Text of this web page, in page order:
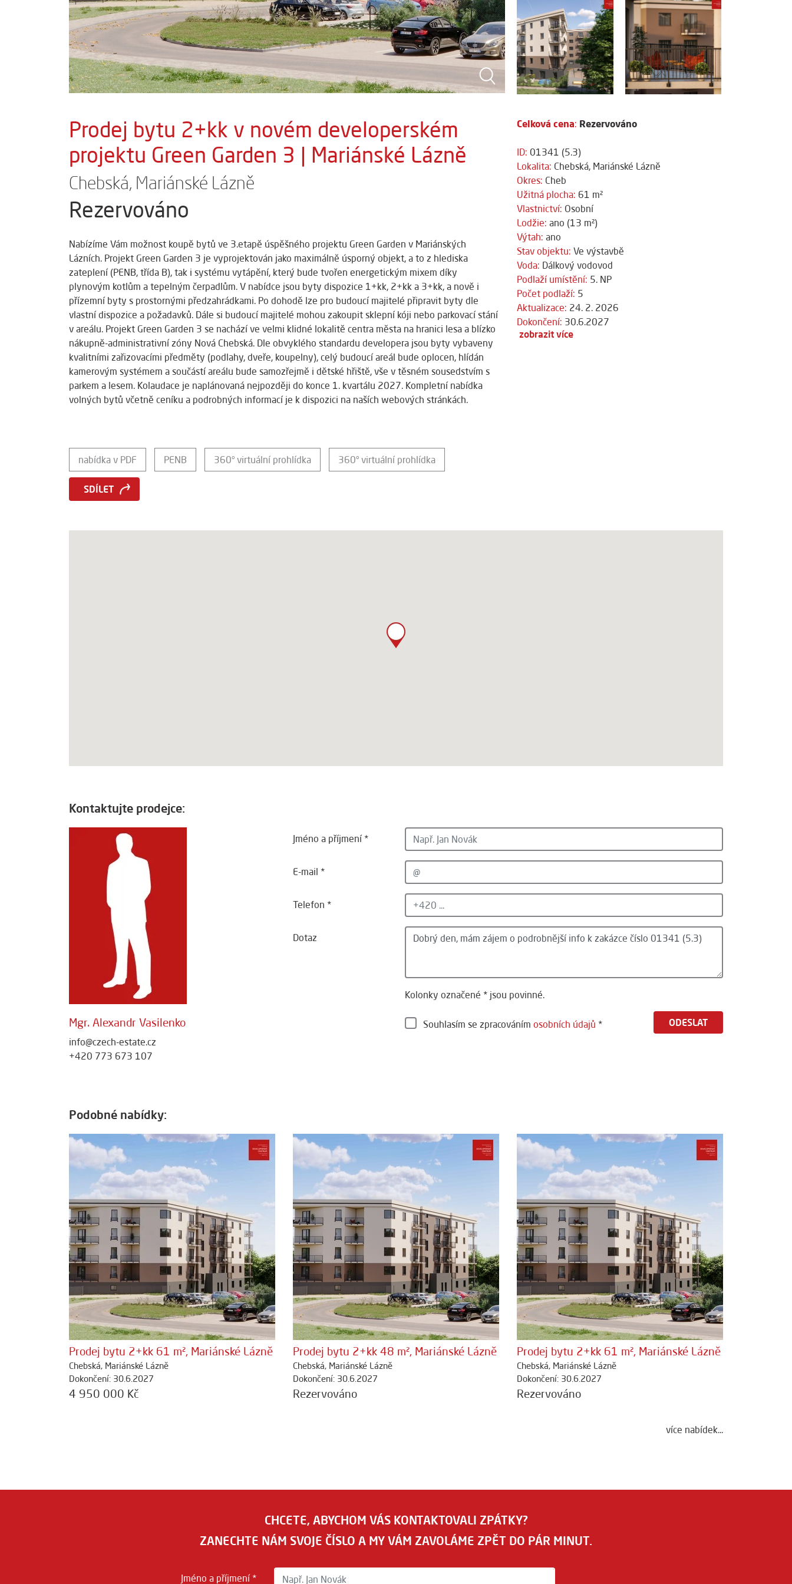
Prodej bytu 2+kk v novém developerském
projektu Green Garden 3 | Mariánské Lázně
Chebská, Mariánské Lázně
Rezervováno
Nabízíme Vám možnost koupě bytů ve 3.etapě úspěšného projektu Green Garden v Mariánských
Lázních. Projekt Green Garden 3 je vyprojektován jako maximálně úsporný objekt, a to z hlediska
zateplení (PENB, třída B), tak i systému vytápění, který bude tvořen energetickým mixem díky
plynovým kotlům a tepelným čerpadlům. V nabídce jsou byty dispozice 1+kk, 2+kk a 3+kk, a nově i
přízemní byty s prostornými předzahrádkami. Po dohodě lze pro budoucí majitelé připravit byty dle
vlastní dispozice a požadavků. Dále si budoucí majitelé mohou zakoupit sklepní kóji nebo parkovací stání
v areálu. Projekt Green Garden 3 se nachází ve velmi klidné lokalitě centra města na hranici lesa a blízko
nákupně-administrativní zóny Nová Chebská. Dle obvyklého standardu developera jsou byty vybaveny
kvalitními zařizovacími předměty (podlahy, dveře, koupelny), celý budoucí areál bude oplocen, hlídán
kamerovým systémem a součástí areálu bude samozřejmě i dětské hřiště, vše v těsném sousedstvím s
parkem a lesem. Kolaudace je naplánovaná nejpozději do konce 1. kvartálu 2027. Kompletní nabídka
volných bytů včetně ceníku a podrobných informací je k dispozici na naších webových stránkách.
nabídka v PDF PENB 360° virtuální prohlídka 360° virtuální prohlídka
SDÍLET
Celková cena: Rezervováno
ID: 01341 (5.3)
Lokalita: Chebská, Mariánské Lázně
Okres: Cheb
Užitná plocha: 61 m²
Vlastnictví: Osobní
Lodžie: ano (13 m²)
Výtah: ano
Stav objektu: Ve výstavbě
Voda: Dálkový vodovod
Podlaží umístění: 5. NP
Počet podlaží: 5
Aktualizace: 24. 2. 2026
Dokončení: 30.6.2027
zobrazit více
Kontaktujte prodejce:
Mgr. Alexandr Vasilenko
info@czech-estate.cz
+420 773 673 107
Jméno a příjmení *
E-mail *
Telefon *
Dotaz
Kolonky označené * jsou povinné.
Souhlasím se zpracovánímosobních údajů * ODESLAT
Podobné nabídky:
Prodej bytu 2+kk 61 m², Mariánské Lázně
Chebská, Mariánské Lázně
Dokončení: 30.6.2027
4 950 000 Kč
Prodej bytu 2+kk 48 m², Mariánské Lázně
Chebská, Mariánské Lázně
Dokončení: 30.6.2027
Rezervováno
Prodej bytu 2+kk 61 m², Mariánské Lázně
Chebská, Mariánské Lázně
Dokončení: 30.6.2027
Rezervováno
více nabídek...
CHCETE, ABYCHOM VÁS KONTAKTOVALI ZPÁTKY?
ZANECHTE NÁM SVOJE ČÍSLO A MY VÁM ZAVOLÁME ZPĚT DO PÁR MINUT.
Jméno a příjmení *